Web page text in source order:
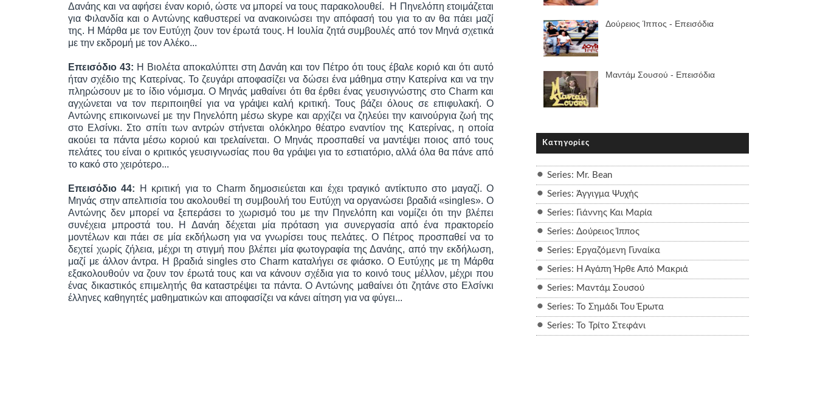
Δανάης και να αφήσει έναν κοριό, ώστε να μπορεί να τους παρακολουθεί. Η Πηνελόπη ετοιμάζεται
για Φιλανδία και ο Αντώνης καθυστερεί να ανακοινώσει την απόφασή του για το αν θα πάει μαζί
της. Η Μάρθα με τον Ευτύχη ζουν τον έpωτά τους. Η Ιουλία ζητά συμβουλές από τον Μηνά σχετικά
με την εκδρομή με τον Αλέκο...
Επεισόδιο 43: Η Βιολέτα αποκαλύπτει στη Δανάη και τον Πέτρο ότι τους έβαλε κοριό και ότι αυτό
ήταν σχέδιο της Κατερίνας. Το ζευγάρι αποφασίζει να δώσει ένα μάθημα στην Κατερίνα και να την
πληρώσουν με το ίδιο νόμισμα. Ο Μηνάς μαθαίνει ότι θα έρθει ένας γευσιγνώστης στο Charm και
αγχώνεται να τον περιποιηθεί για να γράψει καλή κριτική. Τους βάζει όλους σε επιφυλακή. Ο
Αντώνης επικοινωνεί με την Πηνελόπη μέσω skype και αρχίζει να ζηλεύει την καινούργια ζωή της
στο Ελσίνκι. Στο σπίτι των αντρών στήνεται ολόκληρο θέατρο εναντίον της Κατερίνας, η οποία
ακούει τα πάντα μέσω κοριού και τρελαίνεται. Ο Μηνάς προσπαθεί να μαντέψει ποιος από τους
πελάτες του είναι ο κριτικός γευσιγνωσίας που θα γράψει για το εστιατόριο, αλλά όλα θα πάνε από
το κακό στο χειρότερο...
Επεισόδιο 44:
Η κριτική για το Charm δημοσιεύεται και έχει τραγικό αντίκτυπο στο μαγαζί. Ο
Μηνάς στην απελπισία του ακολουθεί τη συμβουλή του Ευτύχη να οργανώσει βραδιά «singles». Ο
Αντώνης δεν μπορεί να ξεπεράσει το χωρισμό του με την Πηνελόπη και νομίζει ότι την βλέπει
συνέχεια μπροστά του. Η Δανάη δέχεται μία πρόταση για συνεργασία από ένα πρακτορείο
μοντέλων και πάει σε μία εκδήλωση για να γνωρίσει τους πελάτες. Ο Πέτρος προσπαθεί να το
δεχτεί χωρίς ζήλεια, μέχρι τη στιγμή που βλέπει μία φωτογραφία της Δανάης, από την εκδήλωση,
μαζί με άλλον άντρα. Η βραδιά singles στο Charm καταλήγει σε φιάσκο. Ο Ευτύχης με τη Μάρθα
εξακολουθούν να ζουν τον έpωτά τους και να κάνουν σχέδια για το κοινό τους μέλλον, μέχρι που
ένας δικαστικός επιμελητής θα καταστρέψει τα πάντα. Ο Αντώνης μαθαίνει ότι ζητάνε στο Ελσίνκι
έλληνες καθηγητές μαθηματικών και αποφασίζει να κάνει αίτηση για να φύγει...
Δούρειος Ίππος - Επεισόδια
Μαντάμ Σουσού - Επεισόδια
Κατηγορίες
Series: Mr. Bean
Series: Άγγιγμα Ψυχής
Series: Γιάννης Και Μαρία
Series: Δούρειος Ίππος
Series: Εργαζόμενη Γυναίκα
Series: Η Αγάπη Ήρθε Από Μακριά
Series: Μαντάμ Σουσού
Series: Το Σημάδι Του Έpωτα
Series: Το Τρίτο Στεφάνι